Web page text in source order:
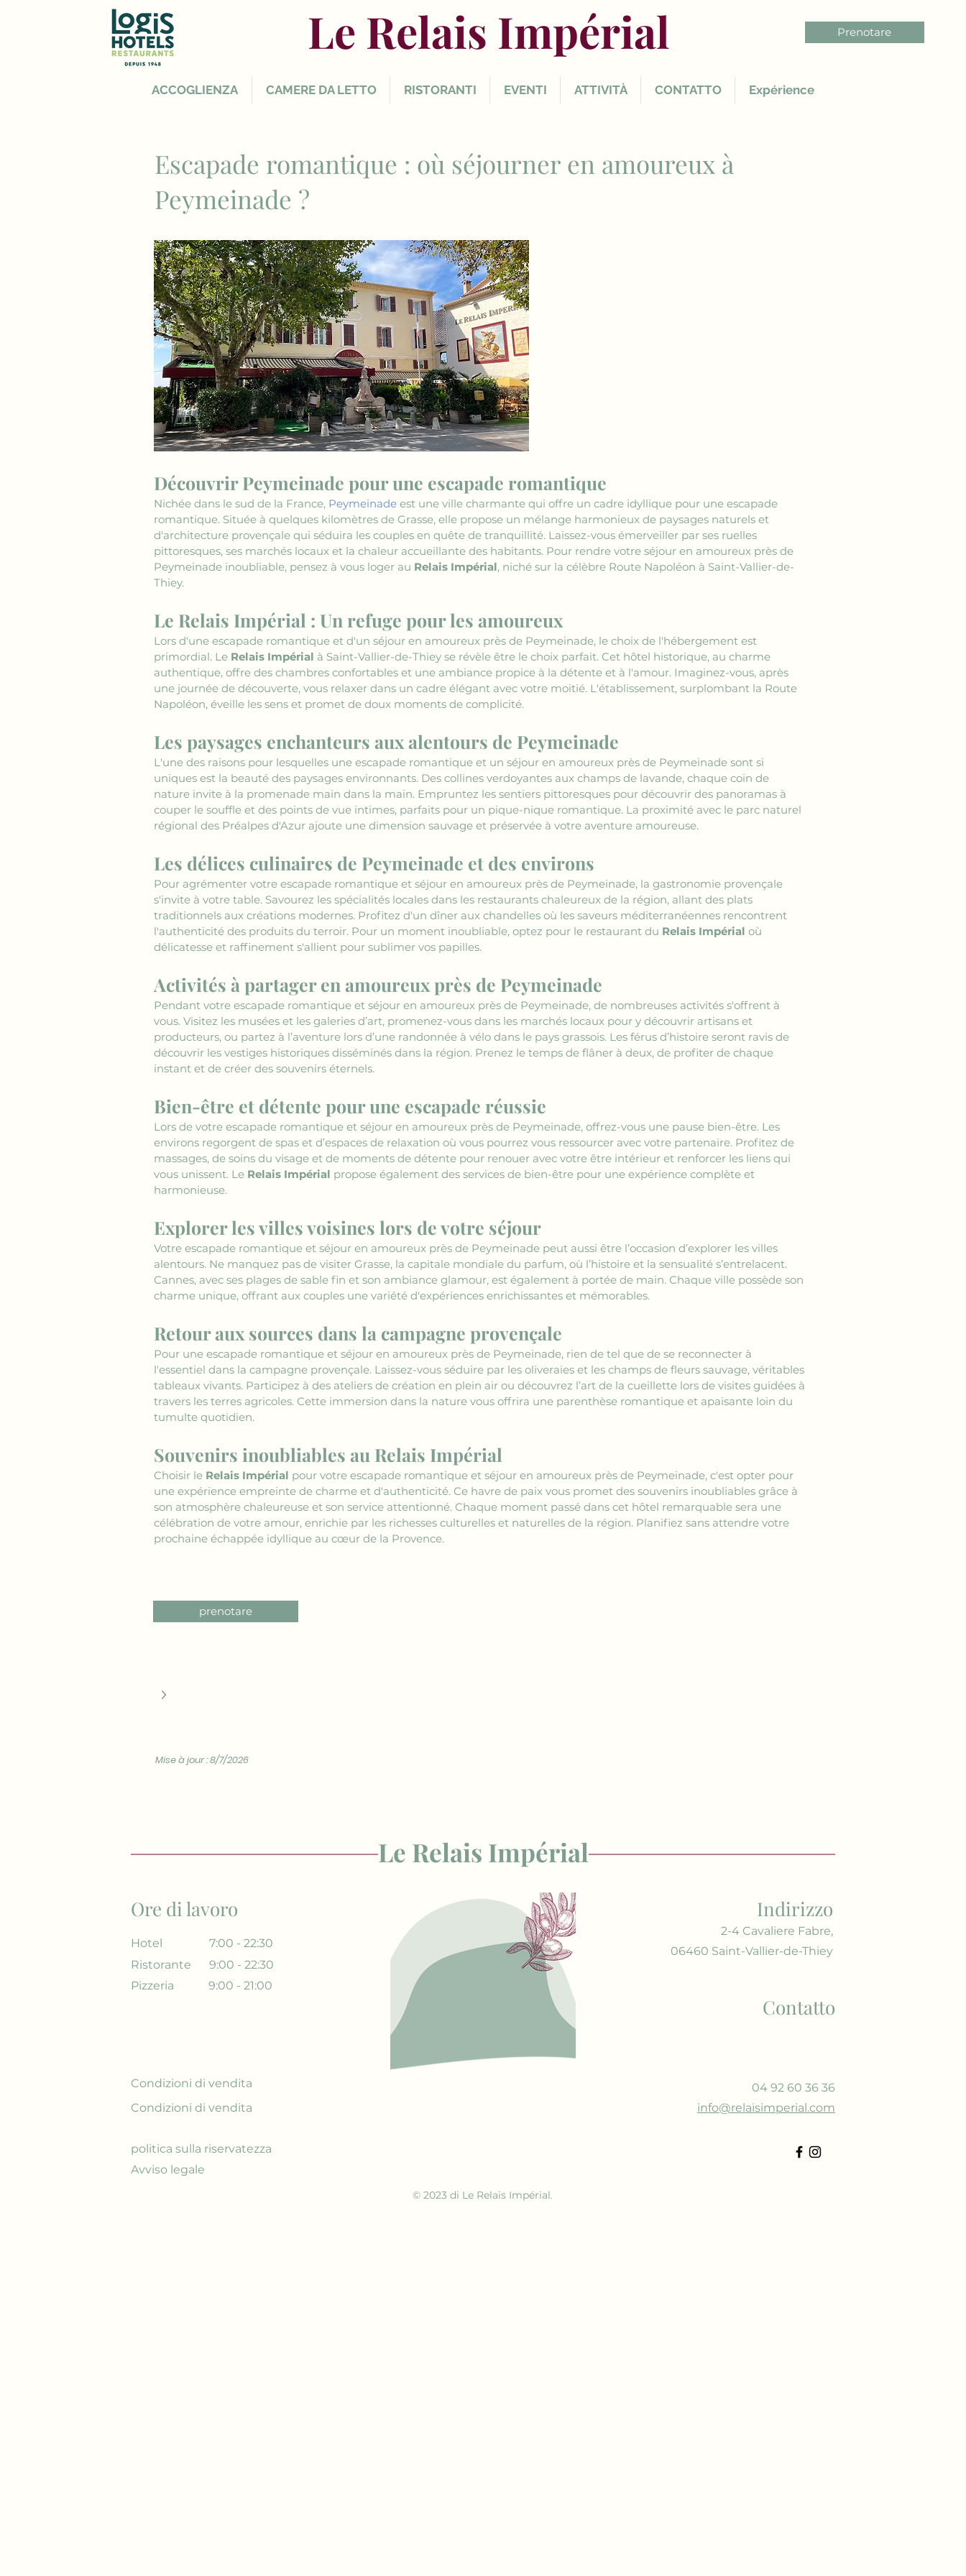
Le Relais Impérial Prenotare
ACCOGLIENZA CAMERE DA LETTO RISTORANTI EVENTI ATTIVITÀ CONTATTO Expérience
Escapade romantique : où séjourner en amoureux à
Peymeinade ?
Découvrir Peymeinade pour une escapade romantique
Nichée dans le sud de la France, Peymeinade est une ville charmante qui offre un cadre idyllique pour une escapade
romantique. Située à quelques kilomètres de Grasse, elle propose un mélange harmonieux de paysages naturels et
d'architecture provençale qui séduira les couples en quête de tranquillité. Laissez-vous émerveiller par ses ruelles
pittoresques, ses marchés locaux et la chaleur accueillante des habitants. Pour rendre votre séjour en amoureux près de
Peymeinade inoubliable, pensez à vous loger au Relais Impérial, niché sur la célèbre Route Napoléon à Saint-Vallier-de-
Thiey.
Le Relais Impérial : Un refuge pour les amoureux
Lors d'une escapade romantique et d'un séjour en amoureux près de Peymeinade, le choix de l'hébergement est
primordial. Le Relais Impérial à Saint-Vallier-de-Thiey se révèle être le choix parfait. Cet hôtel historique, au charme
authentique, offre des chambres confortables et une ambiance propice à la détente et à l'amour. Imaginez-vous, après
une journée de découverte, vous relaxer dans un cadre élégant avec votre moitié. L'établissement, surplombant la Route
Napoléon, éveille les sens et promet de doux moments de complicité.
Les paysages enchanteurs aux alentours de Peymeinade
L'une des raisons pour lesquelles une escapade romantique et un séjour en amoureux près de Peymeinade sont si
uniques est la beauté des paysages environnants. Des collines verdoyantes aux champs de lavande, chaque coin de
nature invite à la promenade main dans la main. Empruntez les sentiers pittoresques pour découvrir des panoramas à
couper le souffle et des points de vue intimes, parfaits pour un pique-nique romantique. La proximité avec le parc naturel
régional des Préalpes d'Azur ajoute une dimension sauvage et préservée à votre aventure amoureuse.
Les délices culinaires de Peymeinade et des environs
Pour agrémenter votre escapade romantique et séjour en amoureux près de Peymeinade, la gastronomie provençale
s'invite à votre table. Savourez les spécialités locales dans les restaurants chaleureux de la région, allant des plats
traditionnels aux créations modernes. Profitez d'un dîner aux chandelles où les saveurs méditerranéennes rencontrent
l'authenticité des produits du terroir. Pour un moment inoubliable, optez pour le restaurant du Relais Impérial où
délicatesse et raffinement s'allient pour sublimer vos papilles.
Activités à partager en amoureux près de Peymeinade
Pendant votre escapade romantique et séjour en amoureux près de Peymeinade, de nombreuses activités s'offrent à
vous. Visitez les musées et les galeries d’art, promenez-vous dans les marchés locaux pour y découvrir artisans et
producteurs, ou partez à l’aventure lors d’une randonnée à vélo dans le pays grassois. Les férus d’histoire seront ravis de
découvrir les vestiges historiques disséminés dans la région. Prenez le temps de flâner à deux, de profiter de chaque
instant et de créer des souvenirs éternels.
Bien-être et détente pour une escapade réussie
Lors de votre escapade romantique et séjour en amoureux près de Peymeinade, offrez-vous une pause bien-être. Les
environs regorgent de spas et d’espaces de relaxation où vous pourrez vous ressourcer avec votre partenaire. Profitez de
massages, de soins du visage et de moments de détente pour renouer avec votre être intérieur et renforcer les liens qui
vous unissent. Le Relais Impérial propose également des services de bien-être pour une expérience complète et
harmonieuse.
Explorer les villes voisines lors de votre séjour
Votre escapade romantique et séjour en amoureux près de Peymeinade peut aussi être l’occasion d’explorer les villes
alentours. Ne manquez pas de visiter Grasse, la capitale mondiale du parfum, où l’histoire et la sensualité s’entrelacent.
Cannes, avec ses plages de sable fin et son ambiance glamour, est également à portée de main. Chaque ville possède son
charme unique, offrant aux couples une variété d'expériences enrichissantes et mémorables.
Retour aux sources dans la campagne provençale
Pour une escapade romantique et séjour en amoureux près de Peymeinade, rien de tel que de se reconnecter à
l'essentiel dans la campagne provençale. Laissez-vous séduire par les oliveraies et les champs de fleurs sauvage, véritables
tableaux vivants. Participez à des ateliers de création en plein air ou découvrez l’art de la cueillette lors de visites guidées à
travers les terres agricoles. Cette immersion dans la nature vous offrira une parenthèse romantique et apaisante loin du
tumulte quotidien.
Souvenirs inoubliables au Relais Impérial
Choisir le Relais Impérial pour votre escapade romantique et séjour en amoureux près de Peymeinade, c'est opter pour
une expérience empreinte de charme et d'authenticité. Ce havre de paix vous promet des souvenirs inoubliables grâce à
son atmosphère chaleureuse et son service attentionné. Chaque moment passé dans cet hôtel remarquable sera une
célébration de votre amour, enrichie par les richesses culturelles et naturelles de la région. Planifiez sans attendre votre
prochaine échappée idyllique au cœur de la Provence.
prenotare
Mise à jour : 8/7/2026
Le Relais Impérial
Ore di lavoro
Hotel
7:00 - 22:30
Ristorante
9:00 - 22:30
Pizzeria
9:00 - 21:00
Condizioni di vendita
Condizioni di vendita
politica sulla riservatezza
Indirizzo
2-4 Cavaliere Fabre,
06460 Saint-Vallier-de-Thiey
Contatto
04 92 60 36 36
info@relaisimperial.com
Avviso legale
© 2023 di Le Relais Impérial.